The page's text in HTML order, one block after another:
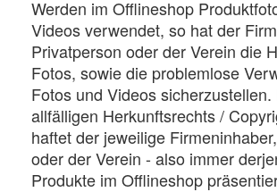
Werden im Offlineshop
Videos verwendet, so hat der
Privatperson oder der Verein die
Fotos, sowie die problemlose
Fotos und Videos
allfälligen Herkunftsrechts /
haftet der jeweilige
oder der Verein - also immer
Produkte im Offlineshop